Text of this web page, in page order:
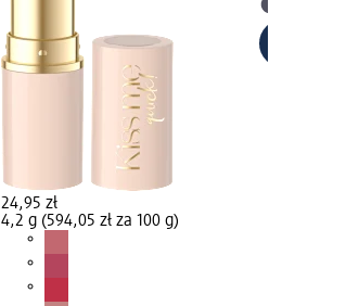
24,95 zł
4,2 g (594,05 zł za 100 g)